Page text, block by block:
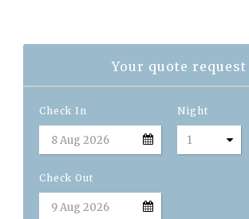
Italiano
Your quote request
Check In Night
Check Out